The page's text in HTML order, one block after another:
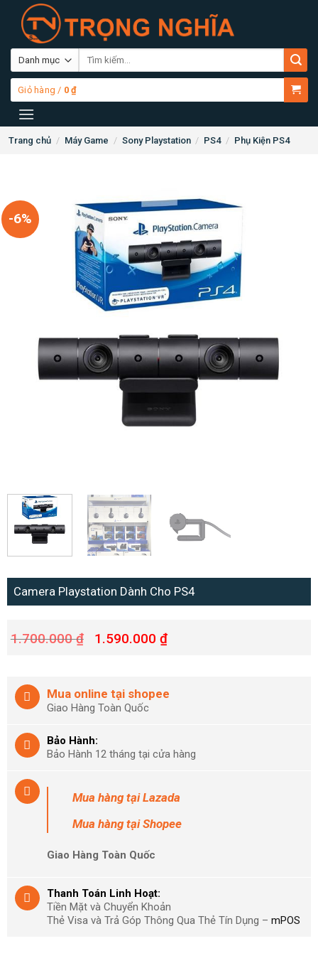
content
Tìm
Giỏ hàng / 0₫
Trang chủ / Máy Game / Sony Playstation / PS4 / Phụ Kiện PS4
-6%
Camera Playstation Dành Cho PS4
1.700.000₫ 1.590.000₫
Mua online tại shopee
Giao Hàng Toàn Quốc
Bảo Hành:
Bảo Hành 12 tháng tại cửa hàng
Mua hàngtại Lazada
Mua hàngtại Shopee
Giao Hàng Toàn Quốc
Thanh Toán Linh Hoạt:
Tiền Mặt và Chuyển Khoản
Thẻ Visa và Trả Góp Thông Qua Thẻ Tín Dụng – mPOS